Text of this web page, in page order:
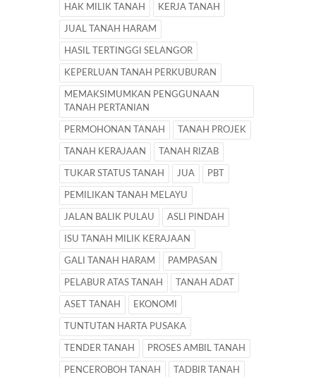
HAK MILIK TANAH KERJA TANAH
JUAL TANAH HARAM
HASIL TERTINGGI SELANGOR
KEPERLUAN TANAH PERKUBURAN
MEMAKSIMUMKAN PENGGUNAAN
TANAH PERTANIAN
PERMOHONAN TANAH TANAH PROJEK
TANAH KERAJAAN TANAH RIZAB
TUKAR STATUS TANAH JUA PBT
PEMILIKAN TANAH MELAYU
JALAN BALIK PULAU ASLI PINDAH
ISU TANAH MILIK KERAJAAN
GALI TANAH HARAM PAMPASAN
PELABUR ATAS TANAH TANAH ADAT
ASET TANAH EKONOMI
TUNTUTAN HARTA PUSAKA
TENDER TANAH PROSES AMBIL TANAH
PENCEROBOH TANAH TADBIR TANAH